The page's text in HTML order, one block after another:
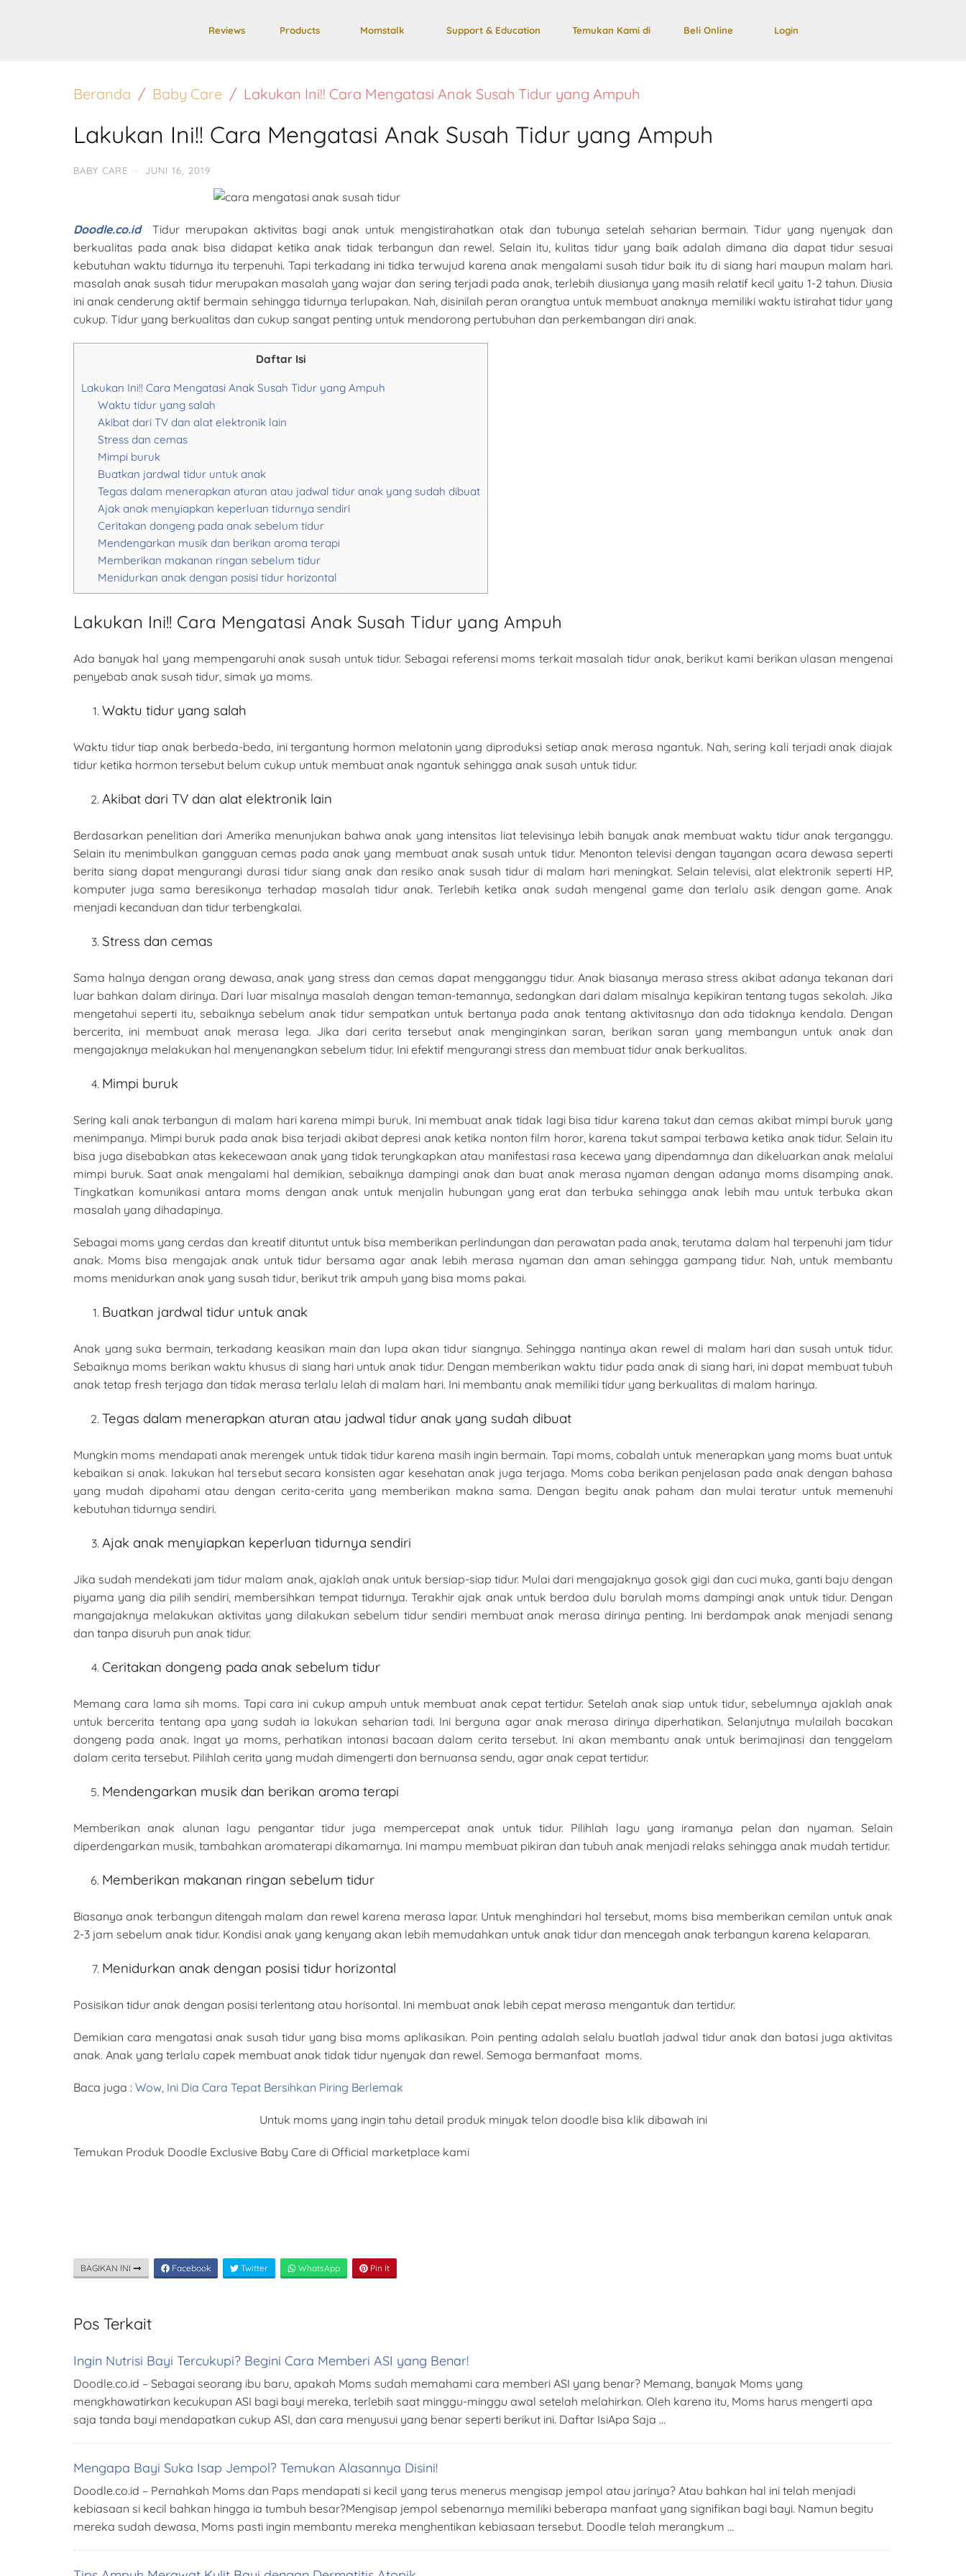
Reviews Products Momstalk Support & Education Temukan Kami di Beli Online Login
Beranda Baby Care Lakukan Ini!! Cara Mengatasi Anak Susah Tidur yang Ampuh
Lakukan Ini!! Cara Mengatasi Anak Susah Tidur yang Ampuh
BABY CARE · JUNI 16, 2019
Doodle.co.id
Tidur merupakan aktivitas bagi anak untuk mengistirahatkan otak dan tubunya setelah seharian bermain. Tidur yang nyenyak dan
berkualitas pada anak bisa didapat ketika anak tidak terbangun dan rewel. Selain itu, kulitas tidur yang baik adalah dimana dia dapat tidur sesuai
kebutuhan waktu tidurnya itu terpenuhi. Tapi terkadang ini tidka terwujud karena anak mengalami susah tidur baik itu di siang hari maupun malam hari.
masalah anak susah tidur merupakan masalah yang wajar dan sering terjadi pada anak, terlebih diusianya yang masih relatif kecil yaitu 1-2 tahun. Diusia
ini anak cenderung aktif bermain sehingga tidurnya terlupakan. Nah, disinilah peran orangtua untuk membuat anaknya memiliki waktu istirahat tidur yang
cukup. Tidur yang berkualitas dan cukup sangat penting untuk mendorong pertubuhan dan perkembangan diri anak.
Daftar Isi
Lakukan Ini!! Cara Mengatasi Anak Susah Tidur yang Ampuh
Waktu tidur yang salah
Akibat dari TV dan alat elektronik lain
Stress dan cemas
Mimpi buruk
Buatkan jardwal tidur untuk anak
Tegas dalam menerapkan aturan atau jadwal tidur anak yang sudah dibuat
Ajak anak menyiapkan keperluan tidurnya sendiri
Ceritakan dongeng pada anak sebelum tidur
Mendengarkan musik dan berikan aroma terapi
Memberikan makanan ringan sebelum tidur
Menidurkan anak dengan posisi tidur horizontal
Lakukan Ini!! Cara Mengatasi Anak Susah Tidur yang Ampuh
Ada banyak hal yang mempengaruhi anak susah untuk tidur. Sebagai referensi moms terkait masalah tidur anak, berikut kami berikan ulasan mengenai
penyebab anak susah tidur, simak ya moms.
Waktu tidur yang salah
Waktu tidur tiap anak berbeda-beda, ini tergantung hormon melatonin yang diproduksi setiap anak merasa ngantuk. Nah, sering kali terjadi anak diajak
tidur ketika hormon tersebut belum cukup untuk membuat anak ngantuk sehingga anak susah untuk tidur.
Akibat dari TV dan alat elektronik lain
Berdasarkan penelitian dari Amerika menunjukan bahwa anak yang intensitas liat televisinya lebih banyak anak membuat waktu tidur anak terganggu.
Selain itu menimbulkan gangguan cemas pada anak yang membuat anak susah untuk tidur. Menonton televisi dengan tayangan acara dewasa seperti
berita siang dapat mengurangi durasi tidur siang anak dan resiko anak susah tidur di malam hari meningkat. Selain televisi, alat elektronik seperti HP,
komputer juga sama beresikonya terhadap masalah tidur anak. Terlebih ketika anak sudah mengenal game dan terlalu asik dengan game. Anak
menjadi kecanduan dan tidur terbengkalai.
Stress dan cemas
Sama halnya dengan orang dewasa, anak yang stress dan cemas dapat mengganggu tidur. Anak biasanya merasa stress akibat adanya tekanan dari
luar bahkan dalam dirinya. Dari luar misalnya masalah dengan teman-temannya, sedangkan dari dalam misalnya kepikiran tentang tugas sekolah. Jika
mengetahui seperti itu, sebaiknya sebelum anak tidur sempatkan untuk bertanya pada anak tentang aktivitasnya dan ada tidaknya kendala. Dengan
bercerita, ini membuat anak merasa lega. Jika dari cerita tersebut anak menginginkan saran, berikan saran yang membangun untuk anak dan
mengajaknya melakukan hal menyenangkan sebelum tidur. Ini efektif mengurangi stress dan membuat tidur anak berkualitas.
Mimpi buruk
Sering kali anak terbangun di malam hari karena mimpi buruk. Ini membuat anak tidak lagi bisa tidur karena takut dan cemas akibat mimpi buruk yang
menimpanya. Mimpi buruk pada anak bisa terjadi akibat depresi anak ketika nonton film horor, karena takut sampai terbawa ketika anak tidur. Selain itu
bisa juga disebabkan atas kekecewaan anak yang tidak terungkapkan atau manifestasi rasa kecewa yang dipendamnya dan dikeluarkan anak melalui
mimpi buruk. Saat anak mengalami hal demikian, sebaiknya dampingi anak dan buat anak merasa nyaman dengan adanya moms disamping anak.
Tingkatkan komunikasi antara moms dengan anak untuk menjalin hubungan yang erat dan terbuka sehingga anak lebih mau untuk terbuka akan
masalah yang dihadapinya.
Sebagai moms yang cerdas dan kreatif dituntut untuk bisa memberikan perlindungan dan perawatan pada anak, terutama dalam hal terpenuhi jam tidur
anak. Moms bisa mengajak anak untuk tidur bersama agar anak lebih merasa nyaman dan aman sehingga gampang tidur. Nah, untuk membantu
moms menidurkan anak yang susah tidur, berikut trik ampuh yang bisa moms pakai.
Buatkan jardwal tidur untuk anak
Anak yang suka bermain, terkadang keasikan main dan lupa akan tidur siangnya. Sehingga nantinya akan rewel di malam hari dan susah untuk tidur.
Sebaiknya moms berikan waktu khusus di siang hari untuk anak tidur. Dengan memberikan waktu tidur pada anak di siang hari, ini dapat membuat tubuh
anak tetap fresh terjaga dan tidak merasa terlalu lelah di malam hari. Ini membantu anak memiliki tidur yang berkualitas di malam harinya.
Tegas dalam menerapkan aturan atau jadwal tidur anak yang sudah dibuat
Mungkin moms mendapati anak merengek untuk tidak tidur karena masih ingin bermain. Tapi moms, cobalah untuk menerapkan yang moms buat untuk
kebaikan si anak. lakukan hal tersebut secara konsisten agar kesehatan anak juga terjaga. Moms coba berikan penjelasan pada anak dengan bahasa
yang mudah dipahami atau dengan cerita-cerita yang memberikan makna sama. Dengan begitu anak paham dan mulai teratur untuk memenuhi
kebutuhan tidurnya sendiri.
Ajak anak menyiapkan keperluan tidurnya sendiri
Jika sudah mendekati jam tidur malam anak, ajaklah anak untuk bersiap-siap tidur. Mulai dari mengajaknya gosok gigi dan cuci muka, ganti baju dengan
piyama yang dia pilih sendiri, membersihkan tempat tidurnya. Terakhir ajak anak untuk berdoa dulu barulah moms dampingi anak untuk tidur. Dengan
mangajaknya melakukan aktivitas yang dilakukan sebelum tidur sendiri membuat anak merasa dirinya penting. Ini berdampak anak menjadi senang
dan tanpa disuruh pun anak tidur.
Ceritakan dongeng pada anak sebelum tidur
Memang cara lama sih moms. Tapi cara ini cukup ampuh untuk membuat anak cepat tertidur. Setelah anak siap untuk tidur, sebelumnya ajaklah anak
untuk bercerita tentang apa yang sudah ia lakukan seharian tadi. Ini berguna agar anak merasa dirinya diperhatikan. Selanjutnya mulailah bacakan
dongeng pada anak. Ingat ya moms, perhatikan intonasi bacaan dalam cerita tersebut. Ini akan membantu anak untuk berimajinasi dan tenggelam
dalam cerita tersebut. Pilihlah cerita yang mudah dimengerti dan bernuansa sendu, agar anak cepat tertidur.
Mendengarkan musik dan berikan aroma terapi
Memberikan anak alunan lagu pengantar tidur juga mempercepat anak untuk tidur. Pilihlah lagu yang iramanya pelan dan nyaman. Selain
diperdengarkan musik, tambahkan aromaterapi dikamarnya. Ini mampu membuat pikiran dan tubuh anak menjadi relaks sehingga anak mudah tertidur.
Memberikan makanan ringan sebelum tidur
Biasanya anak terbangun ditengah malam dan rewel karena merasa lapar. Untuk menghindari hal tersebut, moms bisa memberikan cemilan untuk anak
2-3 jam sebelum anak tidur. Kondisi anak yang kenyang akan lebih memudahkan untuk anak tidur dan mencegah anak terbangun karena kelaparan.
Menidurkan anak dengan posisi tidur horizontal
Posisikan tidur anak dengan posisi terlentang atau horisontal. Ini membuat anak lebih cepat merasa mengantuk dan tertidur.
Demikian cara mengatasi anak susah tidur yang bisa moms aplikasikan. Poin penting adalah selalu buatlah jadwal tidur anak dan batasi juga aktivitas
anak. Anak yang terlalu capek membuat anak tidak tidur nyenyak dan rewel. Semoga bermanfaat moms.
Baca juga : Wow, Ini Dia Cara Tepat Bersihkan Piring Berlemak
Untuk moms yang ingin tahu detail produk minyak telon doodle bisa klik dibawah ini
Temukan Produk Doodle Exclusive Baby Care di Official marketplace kami
BAGIKAN INI Facebook Twitter WhatsApp Pin It
Pos Terkait
Ingin Nutrisi Bayi Tercukupi? Begini Cara Memberi ASI yang Benar!
Doodle.co.id – Sebagai seorang ibu baru, apakah Moms sudah memahami cara memberi ASI yang benar? Memang, banyak Moms yang
mengkhawatirkan kecukupan ASI bagi bayi mereka, terlebih saat minggu-minggu awal setelah melahirkan. Oleh karena itu, Moms harus mengerti apa
saja tanda bayi mendapatkan cukup ASI, dan cara menyusui yang benar seperti berikut ini. Daftar IsiApa Saja …
Mengapa Bayi Suka Isap Jempol? Temukan Alasannya Disini!
Doodle.co.id – Pernahkah Moms dan Paps mendapati si kecil yang terus menerus mengisap jempol atau jarinya? Atau bahkan hal ini telah menjadi
kebiasaan si kecil bahkan hingga ia tumbuh besar?Mengisap jempol sebenarnya memiliki beberapa manfaat yang signifikan bagi bayi. Namun begitu
mereka sudah dewasa, Moms pasti ingin membantu mereka menghentikan kebiasaan tersebut. Doodle telah merangkum …